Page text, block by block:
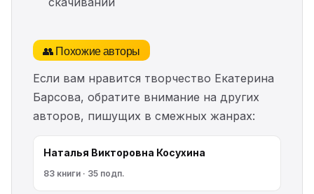
👥 Похожие авторы
Если вам нравится творчество Екатерина
Барсова, обратите внимание на других
авторов, пишущих в смежных жанрах:
Наталья Викторовна Косухина
83 книги · 35 подп.